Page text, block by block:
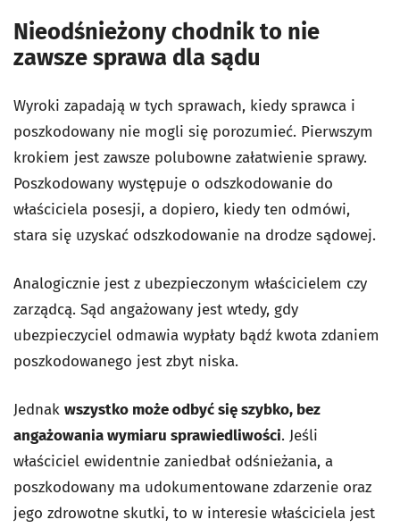
Nieodśnieżony chodnik to nie
zawsze sprawa dla sądu
Wyroki zapadają w tych sprawach, kiedy sprawca i
poszkodowany nie mogli się porozumieć. Pierwszym
krokiem jest zawsze polubowne załatwienie sprawy.
Poszkodowany występuje o odszkodowanie do
właściciela posesji, a dopiero, kiedy ten odmówi,
stara się uzyskać odszkodowanie na drodze sądowej.
Analogicznie jest z ubezpieczonym właścicielem czy
zarządcą. Sąd angażowany jest wtedy, gdy
ubezpieczyciel odmawia wypłaty bądź kwota zdaniem
poszkodowanego jest zbyt niska.
Jednak wszystko może odbyć się szybko, bez
angażowania wymiaru sprawiedliwości. Jeśli
właściciel ewidentnie zaniedbał odśnieżania, a
poszkodowany ma udokumentowane zdarzenie oraz
jego zdrowotne skutki, to w interesie właściciela jest